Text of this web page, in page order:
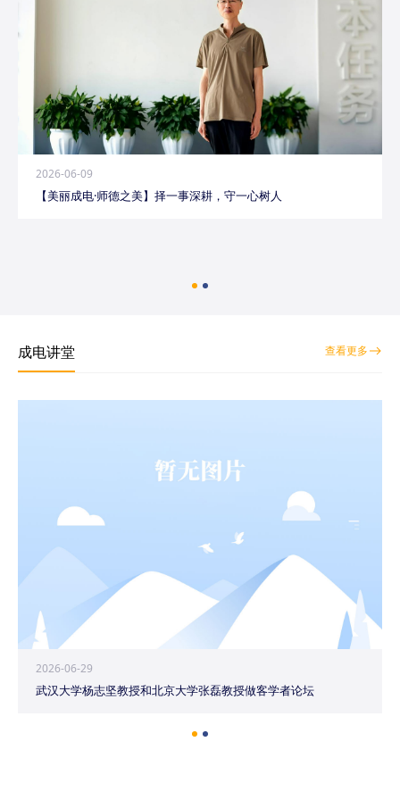
2026-06-09
【美丽成电·师德之美】择一事深耕，守一心树人
成电讲堂 查看更多
2026-06-29
武汉大学杨志坚教授和北京大学张磊教授做客学者论坛